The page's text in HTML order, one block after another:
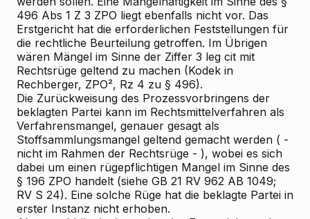
496 Abs 1 Z 3 ZPO liegt ebenfalls nicht vor. Das
Erstgericht hat die erforderlichen Feststellungen für
die rechtliche Beurteilung getroffen. Im Übrigen
wären Mängel im Sinne der Ziffer 3 leg cit mit
Rechtsrüge geltend zu machen (Kodek in
Rechberger, ZPO², Rz 4 zu § 496).
Die Zurückweisung des Prozessvorbringens der
beklagten Partei kann im Rechtsmittelverfahren als
Verfahrensmangel, genauer gesagt als
Stoffsammlungsmangel geltend gemacht werden ( -
nicht im Rahmen der Rechtsrüge - ), wobei es sich
dabei um einen rügepflichtigen Mangel im Sinne des
§ 196 ZPO handelt (siehe GB 21 RV 962 AB 1049;
RV S 24). Eine solche Rüge hat die beklagte Partei in
erster Instanz nicht erhoben.